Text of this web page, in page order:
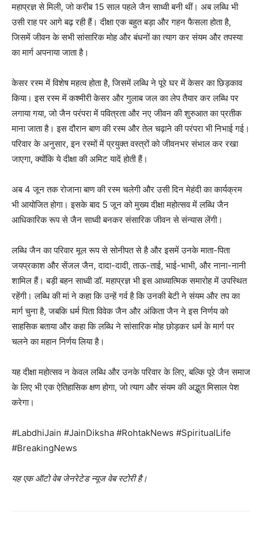
News Week
Magazine PRO
महाप्रज्ञ से मिली, जो करीब 15 साल पहले जैन साध्वी बनी थीं। अब लब्धि भी
उसी राह पर आगे बढ़ रही हैं। दीक्षा एक बहुत बड़ा और गहन फैसला होता है,
जिसमें जीवन के सभी सांसारिक मोह और बंधनों का त्याग कर संयम और तपस्या
का मार्ग अपनाया जाता है।
केसर रस्म में विशेष महत्व होता है, जिसमें लब्धि ने पूरे घर में केसर का छिड़काव
किया। इस रस्म में कश्मीरी केसर और गुलाब जल का लेप तैयार कर लब्धि पर
लगाया गया, जो जैन परंपरा में पवित्रता और नए जीवन की शुरुआत का प्रतीक
माना जाता है। इस दौरान बाण की रस्म और तेल चढ़ाने की परंपरा भी निभाई गई।
परिवार के अनुसार, इन रस्मों में प्रयुक्त वस्त्रों को जीवनभर संभाल कर रखा
जाएगा, क्योंकि ये दीक्षा की अमिट यादें होती हैं।
अब 4 जून तक रोजाना बाण की रस्म चलेगी और उसी दिन मेहंदी का कार्यक्रम
भी आयोजित होगा। इसके बाद 5 जून को मुख्य दीक्षा महोत्सव में लब्धि जैन
आधिकारिक रूप से जैन साध्वी बनकर संसारिक जीवन से संन्यास लेंगी।
लब्धि जैन का परिवार मूल रूप से सोनीपत से है और इसमें उनके माता-पिता
जयप्रकाश और सेंजल जैन, दादा-दादी, ताऊ-ताई, भाई-भाभी, और नाना-नानी
शामिल हैं। बड़ी बहन साध्वी डॉ. महाप्रज्ञ भी इस आध्यात्मिक समारोह में उपस्थित
रहेंगी। लब्धि की मां ने कहा कि उन्हें गर्व है कि उनकी बेटी ने संयम और तप का
मार्ग चुना है, जबकि धर्म पिता विवेक जैन और अंकिता जैन ने इस निर्णय को
साहसिक बताया और कहा कि लब्धि ने सांसारिक मोह छोड़कर धर्म के मार्ग पर
चलने का महान निर्णय लिया है।
यह दीक्षा महोत्सव न केवल लब्धि और उनके परिवार के लिए, बल्कि पूरे जैन समाज
के लिए भी एक ऐतिहासिक क्षण होगा, जो त्याग और संयम की अद्भुत मिसाल पेश
करेगा।
#LabdhiJain #JainDiksha #RohtakNews #SpiritualLife
#BreakingNews
यह एक ऑटो वेब जेनरेटेड न्यूज वेब स्टोरी है।